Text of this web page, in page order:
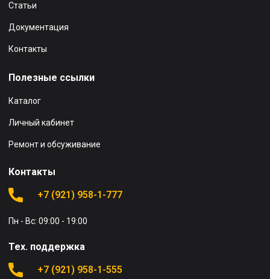
Статьи
Документация
Контакты
Полезные ссылки
Каталог
Личный кабинет
Ремонт и обсуживание
Контакты
+7 (921) 958-1-777
Пн - Вс: 09:00 - 19:00
Тех. поддержка
+7 (921) 958-1-555